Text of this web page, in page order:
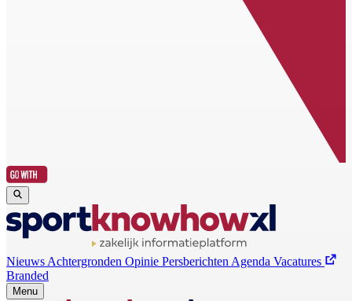
Nieuws Achtergronden Opinie Persberichten Agenda Vacatures
Branded
Menu